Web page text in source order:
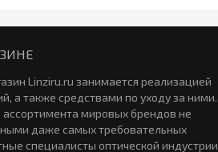
Linziru.ru занимается реализацией
а также средствами по уходу за ними.
мировых брендов не
даже самых требовательных
специалисты оптической индустрии